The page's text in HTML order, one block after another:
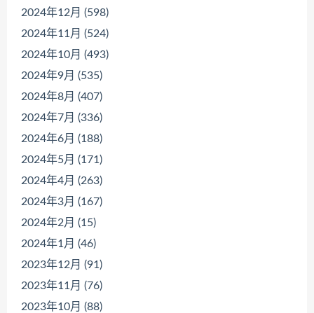
2024年12月 (598)
2024年11月 (524)
2024年10月 (493)
2024年9月 (535)
2024年8月 (407)
2024年7月 (336)
2024年6月 (188)
2024年5月 (171)
2024年4月 (263)
2024年3月 (167)
2024年2月 (15)
2024年1月 (46)
2023年12月 (91)
2023年11月 (76)
2023年10月 (88)